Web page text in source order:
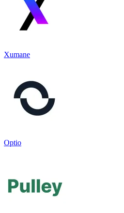
Xumane
Optio